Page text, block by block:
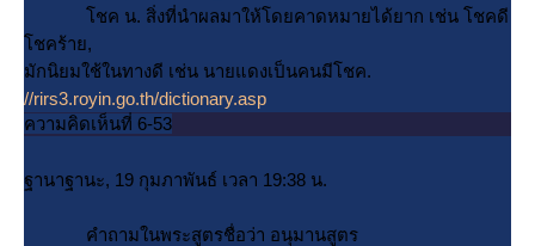
ชค น. สิ่งที่นําผลมาให้โดยคาดหมายได้ยาก เช่น โชคดี
ชคร้าย,
มักนิยมใช้ในทางดี เช่น นายแดงเป็นคนมีโชค.
//rirs3.royin.go.th/dictionary.asp
ความคิดเห็นที่ 6-53
ฐานาฐานะ, 19 กุมภาพันธ์ เวลา 19:38 น.
คำถามในพระสูตรชื่อว่า อนุมานสูตร